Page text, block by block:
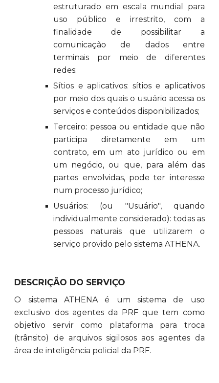
estruturado em escala mundial para
uso público e irrestrito, com a
finalidade de possibilitar a
comunicação de dados entre
terminais por meio de diferentes
redes;
Sítios e aplicativos: sítios e aplicativos
por meio dos quais o usuário acessa os
serviços e conteúdos disponibilizados;
Terceiro: pessoa ou entidade que não
participa diretamente em um
contrato, em um ato jurídico ou em
um negócio, ou que, para além das
partes envolvidas, pode ter interesse
num processo jurídico;
Usuários: (ou "Usuário", quando
individualmente considerado): todas as
pessoas naturais que utilizarem o
serviço provido pelo sistema ATHENA.
DESCRIÇÃO DO SERVIÇO
O sistema ATHENA é um sistema de uso
exclusivo dos agentes da PRF que tem como
objetivo servir como plataforma para troca
(trânsito) de arquivos sigilosos aos agentes da
área de inteligência policial da PRF.